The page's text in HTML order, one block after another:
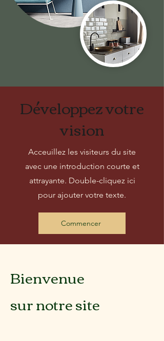
Développez votre
vision
Acceuillez les visiteurs du site
avec une introduction courte et
attrayante. Double-cliquez ici
pour ajouter votre texte.
Commencer
Bienvenue
sur notre site